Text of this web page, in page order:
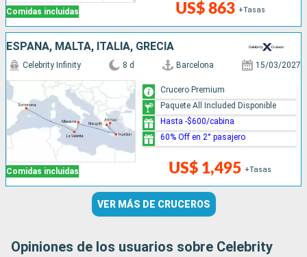
Comidas incluidas US$ 863 +Tasas
ESPAÑA, MALTA, ITALIA, GRECIA
Comidas incluidas
Celebrity Infinity 8 d Barcelona 15/03/2027
US$ 1,495 +Tasas
Crucero Premium
Paquete All Included Disponible
Hasta -$600/cabina
60% Off en 2° pasajero
VER MÁS DE CRUCEROS
Opiniones de los usuarios sobre Celebrity